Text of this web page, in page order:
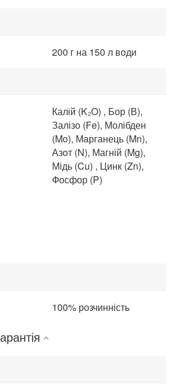
200 г на 150 л води
Калій (K₂O) , Бор (В),
Залізо (Fe), Молібден
(Mo), Марганець (Mn),
Азот (N), Магній (Mg),
Мідь (Cu) , Цинк (Zn),
Фосфор (P)
100% розчинність